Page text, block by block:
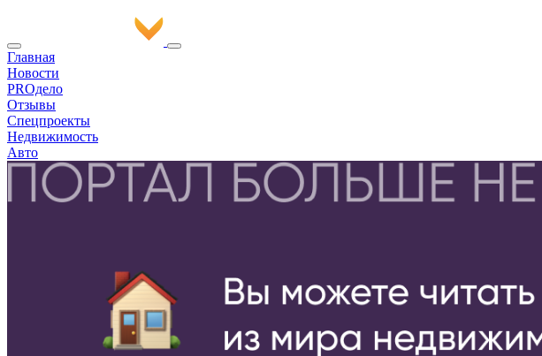
Главная
Новости
PROдело
Отзывы
Спецпроекты
Недвижимость
Авто